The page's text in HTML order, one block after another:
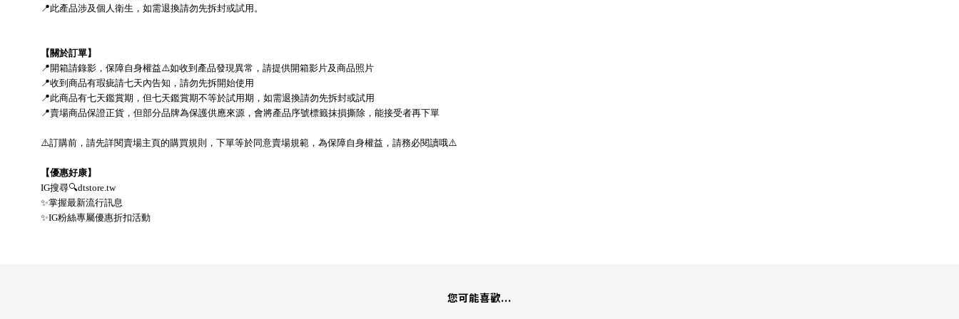
📍此產品涉及個人衛生，如需退換請勿先拆封或試用。
【關於訂單】
📍開箱請錄影，保障自身權益⚠如收到產品發現異常，請提供開箱影片及商品照片
📍收到商品有瑕疵請七天內告知，請勿先拆開始使用
📍此商品有七天鑑賞期，但七天鑑賞期不等於試用期， 如需退換請勿先拆封或試用
📍賣場商品保證正貨，但部分品牌為保護供應來源，會將產品序號標籤抹損撕除，能接受者再下單
⚠訂購前，請先詳閱賣場主頁的購買規則，下單等於同意賣場規範，為保障自身權益，請務必閱讀哦⚠
【優惠好康】
IG搜尋🔍dtstore.tw
✨掌握最新流行訊息
✨IG粉絲專屬優惠折扣活動
您可能喜歡...